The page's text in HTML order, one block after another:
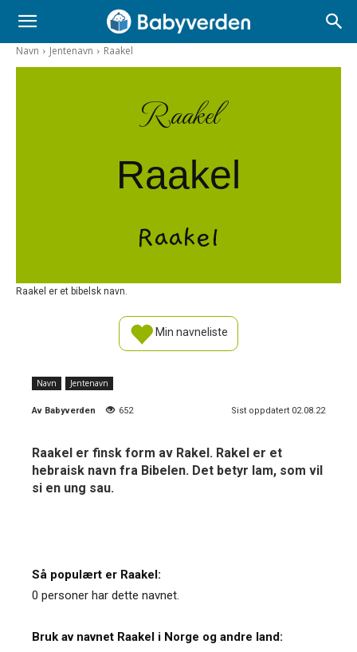
Navn Jentenavn Raakel
Raakel
Raakel
Raakel
Raakel er et bibelsk navn.
Min navneliste
Navn Jentenavn
Av Babyverden 652 Sist oppdatert 02.08.22
Raakel er finsk form av Rakel. Rakel er et
hebraisk navn fra Bibelen. Det betyr lam, som vil
si en ung sau.
Så populært er Raakel:
0 personer har dette navnet.
Bruk av navnet Raakel i Norge og andre land: